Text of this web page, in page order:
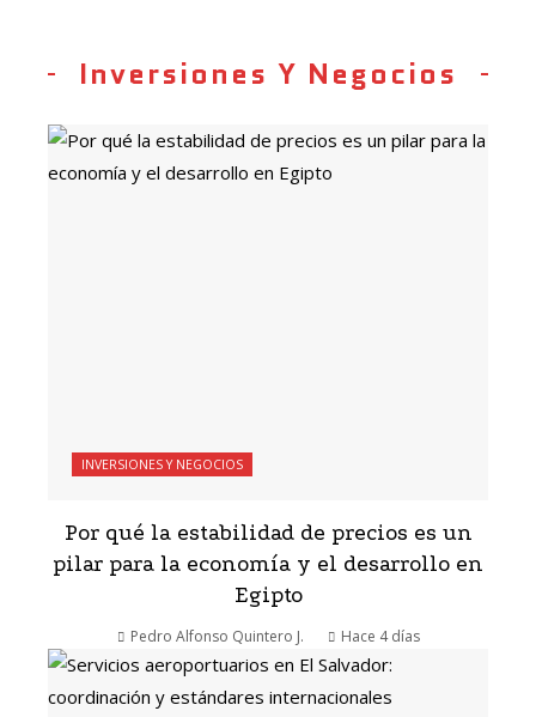
Inversiones Y Negocios
INVERSIONES Y NEGOCIOS
Por qué la estabilidad de precios es un
pilar para la economía y el desarrollo en
Egipto
Pedro Alfonso Quintero J. Hace 4 días